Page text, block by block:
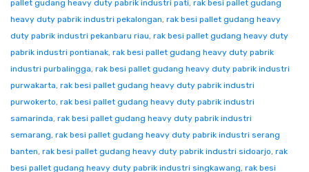
pallet gudang heavy duty pabrik industri pati, rak besi pallet gudang
heavy duty pabrik industri pekalongan, rak besi pallet gudang heavy
duty pabrik industri pekanbaru riau, rak besi pallet gudang heavy duty
pabrik industri pontianak, rak besi pallet gudang heavy duty pabrik
industri purbalingga, rak besi pallet gudang heavy duty pabrik industri
purwakarta, rak besi pallet gudang heavy duty pabrik industri
purwokerto, rak besi pallet gudang heavy duty pabrik industri
samarinda, rak besi pallet gudang heavy duty pabrik industri
semarang, rak besi pallet gudang heavy duty pabrik industri serang
banten, rak besi pallet gudang heavy duty pabrik industri sidoarjo, rak
besi pallet gudang heavy duty pabrik industri singkawang, rak besi